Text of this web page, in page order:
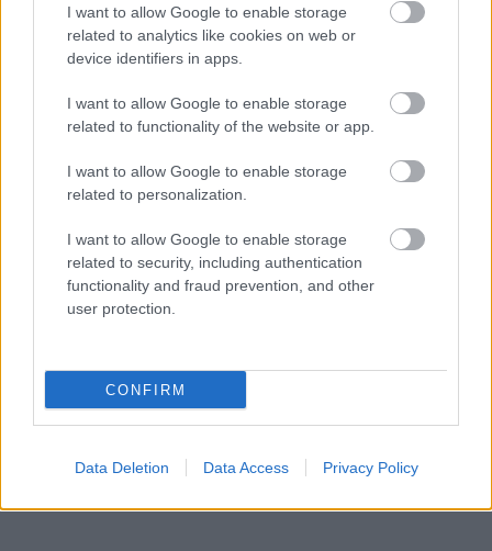
I want to allow Google to enable storage
related to analytics like cookies on web or
device identifiers in apps.
I want to allow Google to enable storage
related to functionality of the website or app.
I want to allow Google to enable storage
related to personalization.
I want to allow Google to enable storage
related to security, including authentication
functionality and fraud prevention, and other
user protection.
CONFIRM
Data Deletion Data Access Privacy Policy
ΔΥΠΑ: 1.000 προσλήψεις με μισθό έως
1.250€ - Πού θα κάνετε αίτηση
Κατώτατος μισθός: Σενάριο για
Προσλήψεις Προσλήψεις σε Δήμους